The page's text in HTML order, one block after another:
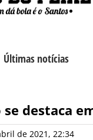
Últimas notícias
se destaca
de 2021, 22:34